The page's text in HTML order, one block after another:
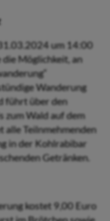
um 14:00
Möglichkeit, an
Wanderung
führt über den
zum Wald auf dem
alle Teilnmehmenden
in der Kohlrabibar
Getränken.
kostet 9,00 Euro